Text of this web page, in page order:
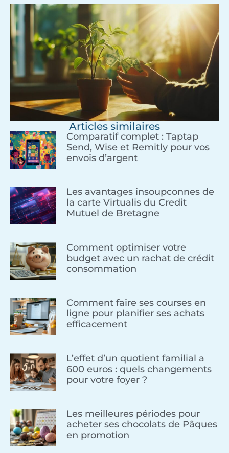
Articles similaires
Comparatif complet : Taptap
Send, Wise et Remitly pour vos
envois d’argent
Les avantages insoupconnes de
la carte Virtualis du Credit
Mutuel de Bretagne
Comment optimiser votre
budget avec un rachat de crédit
consommation
Comment faire ses courses en
ligne pour planifier ses achats
efficacement
L’effet d’un quotient familial a
600 euros : quels changements
pour votre foyer ?
Les meilleures périodes pour
acheter ses chocolats de Pâques
en promotion